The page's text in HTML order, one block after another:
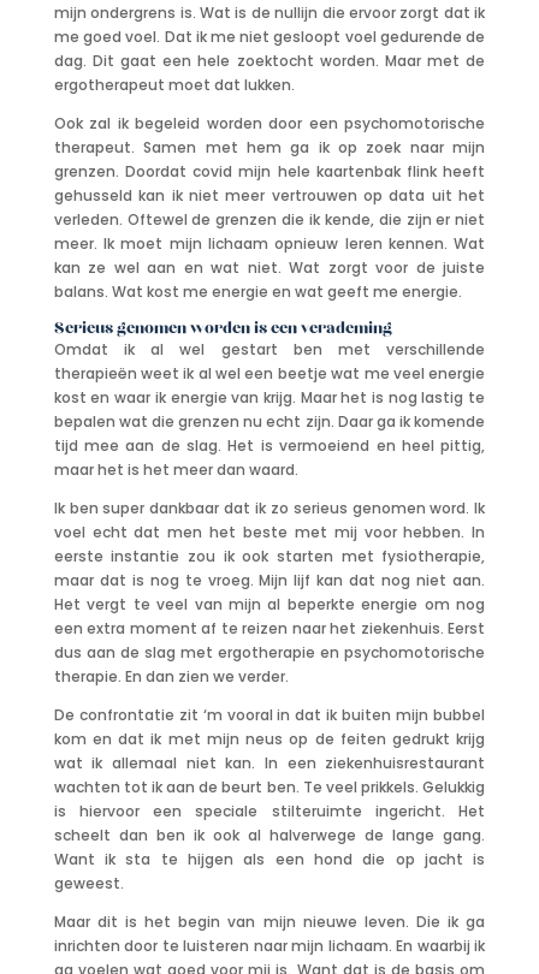
mijn ondergrens is. Wat is de nullijn die ervoor zorgt dat ik
me goed voel. Dat ik me niet gesloopt voel gedurende de
dag. Dit gaat een hele zoektocht worden. Maar met de
ergotherapeut moet dat lukken.
Ook zal ik begeleid worden door een psychomotorische
therapeut. Samen met hem ga ik op zoek naar mijn
grenzen. Doordat covid mijn hele kaartenbak flink heeft
gehusseld kan ik niet meer vertrouwen op data uit het
verleden. Oftewel de grenzen die ik kende, die zijn er niet
meer. Ik moet mijn lichaam opnieuw leren kennen. Wat
kan ze wel aan en wat niet. Wat zorgt voor de juiste
balans. Wat kost me energie en wat geeft me energie.
Serieus genomen worden is een verademing
Omdat ik al wel gestart ben met verschillende
therapieën weet ik al wel een beetje wat me veel energie
kost en waar ik energie van krijg. Maar het is nog lastig te
bepalen wat die grenzen nu echt zijn. Daar ga ik komende
tijd mee aan de slag. Het is vermoeiend en heel pittig,
maar het is het meer dan waard.
Ik ben super dankbaar dat ik zo serieus genomen word. Ik
voel echt dat men het beste met mij voor hebben. In
eerste instantie zou ik ook starten met fysiotherapie,
maar dat is nog te vroeg. Mijn lijf kan dat nog niet aan.
Het vergt te veel van mijn al beperkte energie om nog
een extra moment af te reizen naar het ziekenhuis. Eerst
dus aan de slag met ergotherapie en psychomotorische
therapie. En dan zien we verder.
De confrontatie zit ‘m vooral in dat ik buiten mijn bubbel
kom en dat ik met mijn neus op de feiten gedrukt krijg
wat ik allemaal niet kan. In een ziekenhuisrestaurant
wachten tot ik aan de beurt ben. Te veel prikkels. Gelukkig
is hiervoor een speciale stilteruimte ingericht. Het
scheelt dan ben ik ook al halverwege de lange gang.
Want ik sta te hijgen als een hond die op jacht is
geweest.
Maar dit is het begin van mijn nieuwe leven. Die ik ga
inrichten door te luisteren naar mijn lichaam. En waarbij ik
ga voelen wat goed voor mij is. Want dat is de basis om